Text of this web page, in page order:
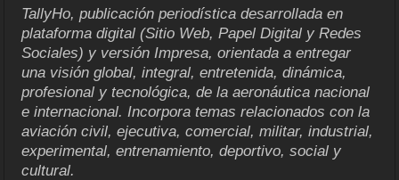
TallyHo, publicación periodística desarrollada en
plataforma digital (Sitio Web, Papel Digital y Redes
Sociales) y versión Impresa, orientada a entregar
una visión global, integral, entretenida, dinámica,
profesional y tecnológica, de la aeronáutica nacional
e internacional. Incorpora temas relacionados con la
aviación civil, ejecutiva, comercial, militar, industrial,
experimental, entrenamiento, deportivo, social y
cultural.